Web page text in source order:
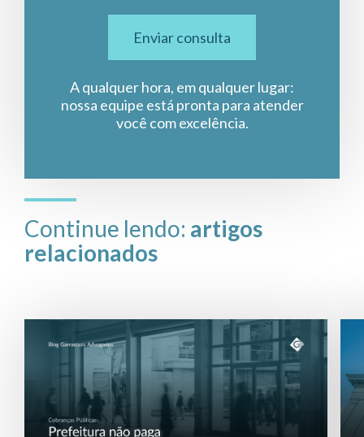
Enviar consulta
A qualquer hora, em qualquer lugar:
nossa equipe está pronta para atender
você com excelência.
Continue lendo: artigos
relacionados